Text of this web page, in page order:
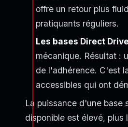
offre un retour plus
pratiquants réguliers.
Les bases Direct Drive
mécanique. Résultat :
de l'adhérence. C'est
accessibles qui ont
La puissance d'une base
disponible est élevé,